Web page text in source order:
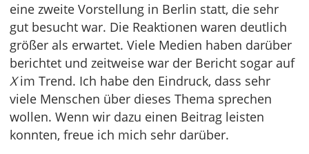
eine zweite Vorstellung in Berlin statt, die sehr
gut besucht war. Die Reaktionen waren deutlich
größer als erwartet. Viele Medien haben darüber
berichtet und zeitweise war der Bericht sogar auf
Xim Trend. Ich habe den Eindruck, dass sehr
viele Menschen über dieses Thema sprechen
wollen. Wenn wir dazu einen Beitrag leisten
konnten, freue ich mich sehr darüber.